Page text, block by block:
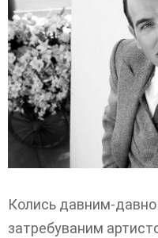
Колись давним-давно
затребуваним